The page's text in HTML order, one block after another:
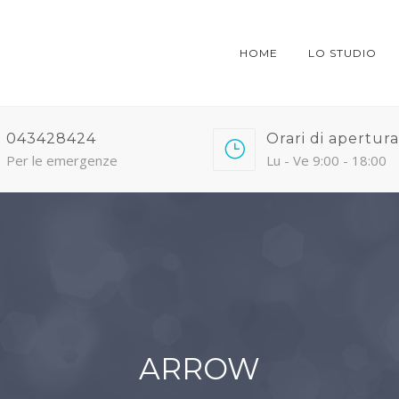
HOME LO STUDIO
043428424
Per le emergenze
Orari di apertura
Lu - Ve 9:00 - 18:00
ARROW